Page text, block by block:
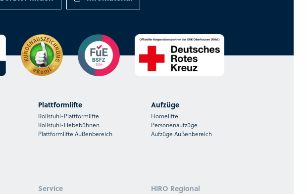
Plattformlifte
Rollstuhl-Plattformlifte
Rollstuhl-Hebebühnen
Plattformlifte Außenbereich
Aufzüge
Homelifte
Personenaufzüge
Aufzüge Außenbereich
Service HIRO Regional